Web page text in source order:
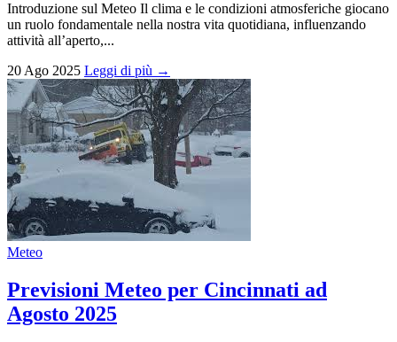
Introduzione sul Meteo Il clima e le condizioni atmosferiche giocano
un ruolo fondamentale nella nostra vita quotidiana, influenzando
attività all’aperto,...
20 Ago 2025 Leggi di più →
Meteo
Previsioni Meteo per Cincinnati ad
Agosto 2025